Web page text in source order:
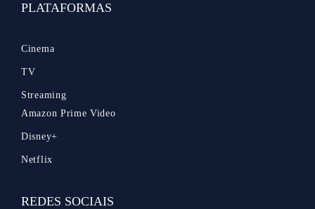
PLATAFORMAS
Cinema
TV
Streaming
Amazon Prime Video
Disney+
Netflix
REDES SOCIAIS